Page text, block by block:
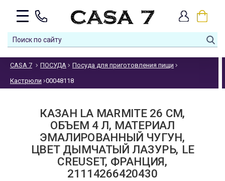
CASA 7 ПОСУДА Посуда для приготовления пищи
Кастрюли 00048118
КАЗАН LA MARMITE 26 СМ,
ОБЪЕМ 4 Л, МАТЕРИАЛ
ЭМАЛИРОВАННЫЙ ЧУГУН,
ЦВЕТ ДЫМЧАТЫЙ ЛАЗУРЬ, LE
CREUSET, ФРАНЦИЯ,
21114266420430